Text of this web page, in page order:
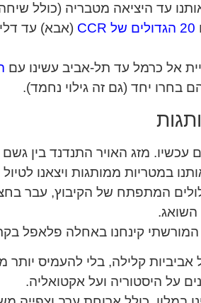
אותנו עד היציאה מטבריה (כולל
20 הגדולים של CCR
(אבא) עד
אל כרמל עד תל-אביב עשינו עם
בחרו יחד (גם זה גילוי נחמד).
עכשיו. מזג האויר התנדנד בין
במטריות ממותגות ויצאנו
המתפתח של הקיבוץ, עבר
קינחנו באחלה פלאפל
קלילה, בלי להעמיס יותר
על היסטוריה ועל אקטואליה.